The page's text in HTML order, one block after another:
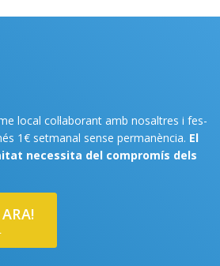
local col·laborant amb nosaltres i fes-
1€ setmanal sense permanència. El
necessita del compromís dels